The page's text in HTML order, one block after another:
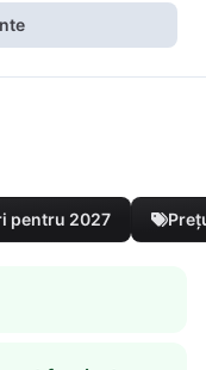
pentru 2027